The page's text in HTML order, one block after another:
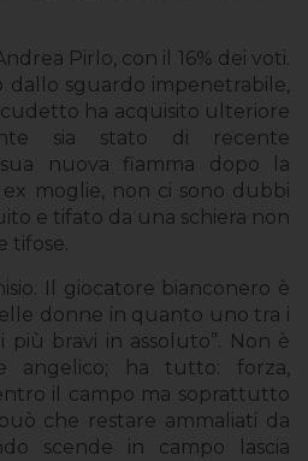
Pirlo, con il 16% dei voti.
dallo sguardo impenetrabile,
ha acquisito ulteriore
sia stato di recente
nuova fiamma dopo la
ex moglie, non ci sono dubbi
e tifato da una schiera non
tifose.
Il giocatore bianconero è
donne in quanto uno tra i
più bravi in assoluto”. Non è
angelico; ha tutto: forza,
il campo ma soprattutto
che restare ammaliati da
scende in campo lascia